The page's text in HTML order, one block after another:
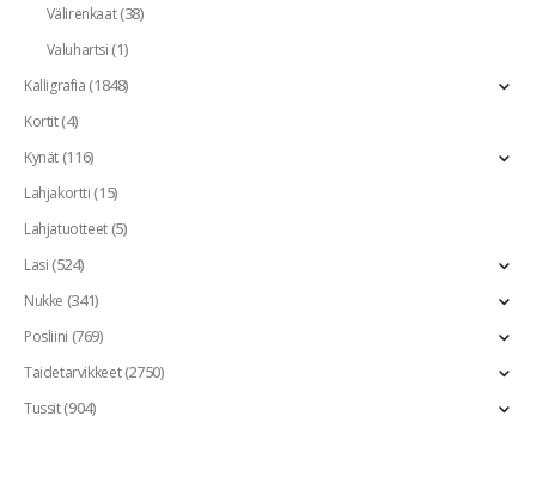
Välirenkaat(38)
Valuhartsi(1)
Kalligrafia(1848)
Kortit(4)
Kynät(116)
Lahjakortti(15)
Lahjatuotteet(5)
Lasi(524)
Nukke (341)
Posliini (769)
Taidetarvikkeet(2750)
Tussit(904)